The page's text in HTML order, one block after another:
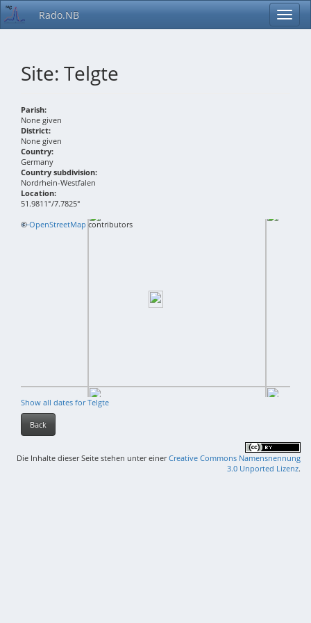
Rado.NB
Site: Telgte
Parish:
None given
District:
None given
Country:
Germany
Country subdivision:
Nordrhein-Westfalen
Location:
51.9811°/7.7825°
+−
©OpenStreetMap contributors
Show all dates for Telgte
Back
Die Inhalte dieser Seite stehen unter einerCreative Commons Namensnennung
3.0 Unported Lizenz.